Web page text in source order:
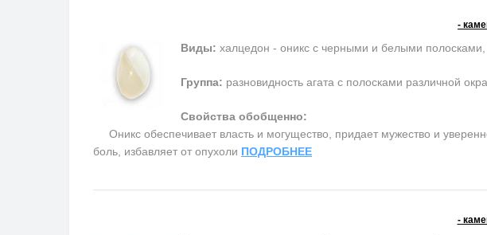
-
Виды: халцедон - оникс с черными и белыми
Группа: разновидность агата с полосками различной
Свойства обобщенно:
Оникс обеспечивает власть и могущество, придает мужество и
боль, избавляет от опухоли ПОДРОБНЕЕ
-